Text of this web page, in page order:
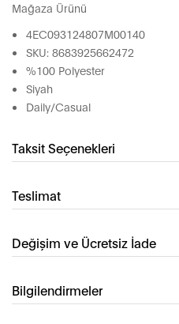
Mağaza Ürünü
4EC093124807M00140
SKU: 8683925662472
%100 Polyester
Siyah
Daily/Casual
Taksit Seçenekleri
Teslimat
Değişim ve Ücretsiz İade
Bilgilendirmeler